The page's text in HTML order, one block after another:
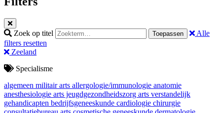
Zoek op titel Toepassen
Alle
filters resetten
Zeeland
Specialisme
algemeen militair arts allergologie/immunologie anatomie
anesthesiologie arts jeugdgezondheidszorg arts verstandelijk
gehandicapten bedrijfsgeneeskunde cardiologie chirurgie